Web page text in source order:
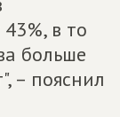
в то
больше
– пояснил